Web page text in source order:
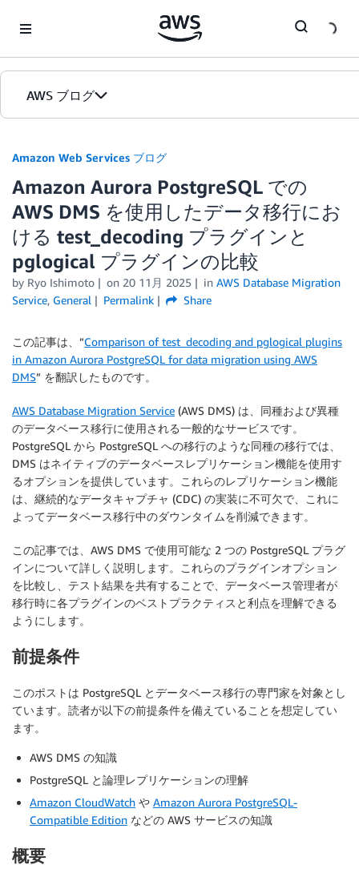
AWS ブログ
カテゴリ
エディション
Amazon Web Services ブログ
Amazon Aurora PostgreSQL での
AWS DMS を使用したデータ移行にお
ける test_decoding プラグインと
pglogical プラグインの比較
by Ryo Ishimoto on 20 11月 2025 in AWS Database Migration
Service, General Permalink Share
この記事は、”Comparison of test_decoding and pglogical plugins
in Amazon Aurora PostgreSQL for data migration using AWS
DMS” を翻訳したものです。
AWS Database Migration Service (AWS DMS) は、同種および異種
のデータベース移行に使用される一般的なサービスです。
PostgreSQL から PostgreSQL への移行のような同種の移行では、
DMS はネイティブのデータベースレプリケーション機能を使用す
るオプションを提供しています。これらのレプリケーション機能
は、継続的なデータキャプチャ (CDC) の実装に不可欠で、これに
よってデータベース移行中のダウンタイムを削減できます。
この記事では、AWS DMS で使用可能な 2 つの PostgreSQL プラグ
インについて詳しく説明します。これらのプラグインオプション
を比較し、テスト結果を共有することで、データベース管理者が
移行時に各プラグインのベストプラクティスと利点を理解できる
ようにします。
前提条件
このポストは PostgreSQL とデータベース移行の専門家を対象とし
ています。読者が以下の前提条件を備えていることを想定してい
ます。
AWS DMS の知識
PostgreSQL と論理レプリケーションの理解
Amazon CloudWatch や Amazon Aurora PostgreSQL-
Compatible Edition などの AWS サービスの知識
概要